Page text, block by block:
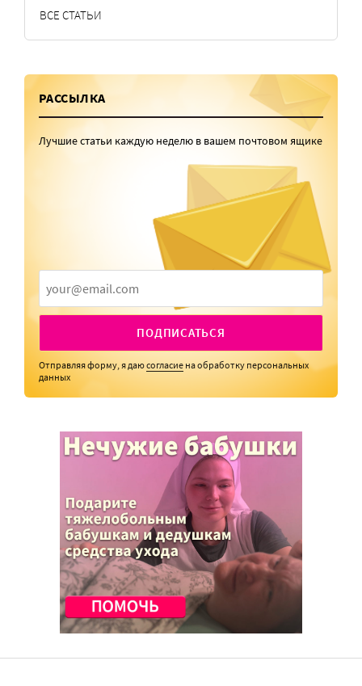
ВСЕ СТАТЬИ
РАССЫЛКА
Лучшие статьи каждую неделю в вашем почтовом ящике
ПОДПИСАТЬСЯ
Отправляя форму, я даюсогласие на обработку персональных
данных